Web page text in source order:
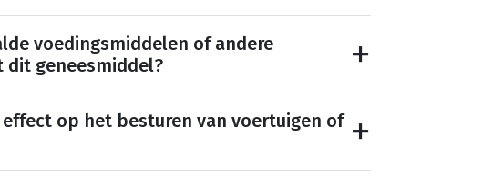
voedingsmiddelen of andere
geneesmiddel?
op het besturen van voertuigen of